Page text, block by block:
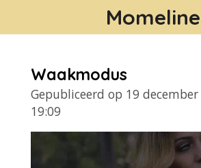
direct
hoofdinhoud
Momeline
Waakmodus
Gepubliceerd op 19
19:09